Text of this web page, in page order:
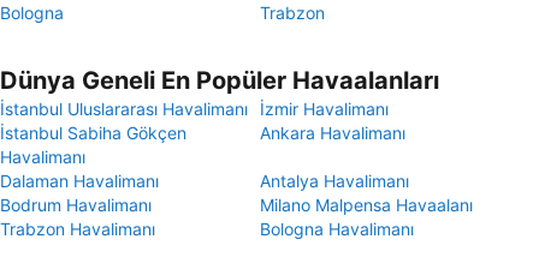
Bologna
Trabzon
Dünya Geneli En Popüler Havaalanları
İstanbul Uluslararası Havalimanı
İzmir Havalimanı
İstanbul Sabiha Gökçen
Havalimanı
Ankara Havalimanı
Dalaman Havalimanı
Antalya Havalimanı
Bodrum Havalimanı
Milano Malpensa Havaalanı
Trabzon Havalimanı
Bologna Havalimanı